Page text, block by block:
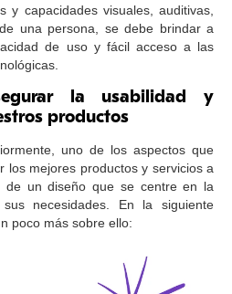
y capacidades visuales, auditivas,
una persona, se debe brindar a
de uso y fácil acceso a las
la usabilidad y
productos
uno de los aspectos que
los mejores productos y servicios a
de un diseño que se centre en la
necesidades. En la siguiente
poco más sobre ello: